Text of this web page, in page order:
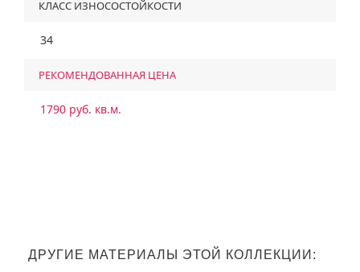
КЛАСС ИЗНОСОСТОЙКОСТИ
34
РЕКОМЕНДОВАННАЯ ЦЕНА
1790 руб. кв.м.
ДРУГИЕ МАТЕРИАЛЫ ЭТОЙ КОЛЛЕКЦИИ: